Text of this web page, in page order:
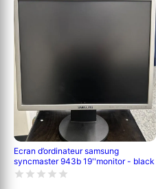
Ecran d’ordinateur samsung
syncmaster 943b 19''monitor - black